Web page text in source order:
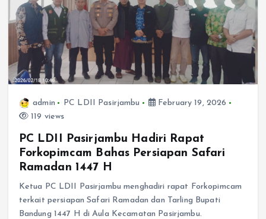
admin PC LDII Pasirjambu
February 19, 2026
119 views
PC LDII Pasirjambu Hadiri Rapat
Forkopimcam Bahas Persiapan Safari
Ramadan 1447 H
Ketua PC LDII Pasirjambu menghadiri rapat Forkopimcam
terkait persiapan Safari Ramadan dan Tarling Bupati
Bandung 1447 H di Aula Kecamatan Pasirjambu.